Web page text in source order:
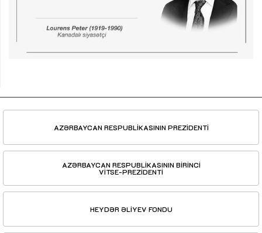
AZƏRBAYCAN RESPUBLİKASININ PREZİDENTİ
AZƏRBAYCAN RESPUBLİKASININ BİRİNCİ
VİTSE-PREZİDENTİ
HEYDƏR ƏLİYEV FONDU